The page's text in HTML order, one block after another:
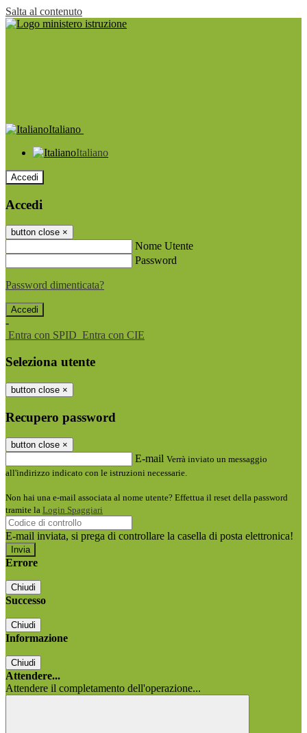
Salta al contenuto
Italiano
Italiano
Accedi
Accedi
button close ×
Nome Utente
Password
Password dimenticata?
-
Entra con SPID Entra con CIE
Seleziona utente
button close ×
Recupero password
button close ×
E-mail Verrà inviato un messaggio
all'indirizzo indicato con le istruzioni necessarie.
Non hai una e-mail associata al nome utente? Effettua il reset della password
tramite la Login Spaggiari
E-mail inviata, si prega di controllare la casella di posta elettronica!
Errore
Chiudi
Successo
Chiudi
Informazione
Chiudi
Attendere...
Attendere il completamento dell'operazione...